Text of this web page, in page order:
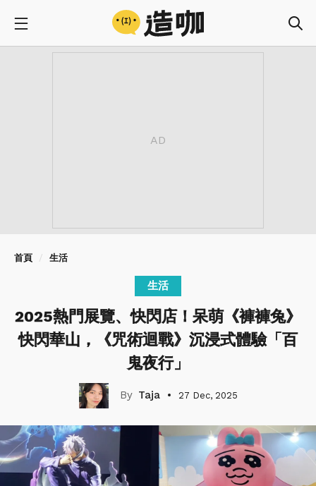
首頁 生活
生活
2025熱門展覽、快閃店！呆萌《褲褲兔》
快閃華山，《咒術迴戰》沉浸式體驗「百
鬼夜行」
Taja 27 Dec, 2025